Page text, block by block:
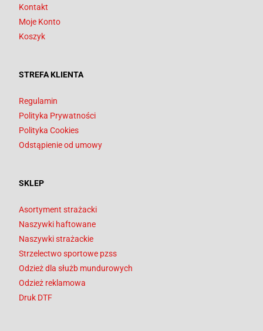
Kontakt
Moje Konto
Koszyk
STREFA KLIENTA
Regulamin
Polityka Prywatności
Polityka Cookies
Odstąpienie od umowy
SKLEP
Asortyment strażacki
Naszywki haftowane
Naszywki strażackie
Strzelectwo sportowe pzss
Odzież dla służb mundurowych
Odzież reklamowa
Druk DTF